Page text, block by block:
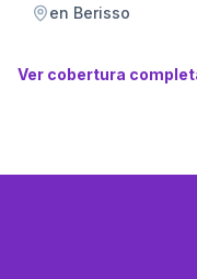
en Berisso
Ver cobertura